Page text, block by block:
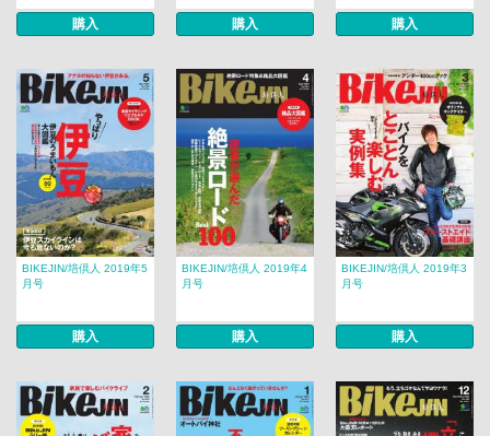
購入 購入 購入
BIKEJIN/培倶人 2019年5
月号
購入
BIKEJIN/培倶人 2019年4
月号
購入
BIKEJIN/培倶人 2019年3
月号
購入